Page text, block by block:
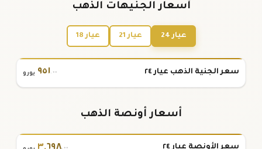
أسعار الجنيهات الذهب
عيار 24 عيار 21 عيار 18
سعر الجنية الذهب عيار ٢٤ ٩٥١.٠٠ يورو
أسعار أونصة الذهب